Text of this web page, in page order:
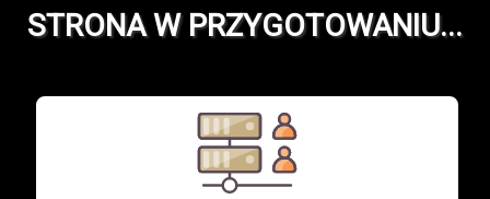
STRONA W PRZYGOTOWANIU...